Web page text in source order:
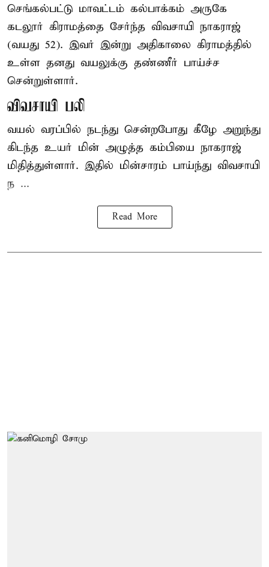
செங்கல்பட்டு மாவட்டம் கல்பாக்கம் அருகே
கடலூர் கிராமத்தை சேர்ந்த விவசாயி நாகராஜ்
(வயது 52). இவர் இன்று அதிகாலை கிராமத்தில்
உள்ள தனது வயலுக்கு தண்ணீர் பாய்ச்ச
சென்றுள்ளார்.
விவசாயி பலி
வயல் வரப்பில் நடந்து சென்றபோது கீழே அறுந்து
கிடந்த உயர் மின் அழுத்த கம்பியை நாகராஜ்
மிதித்துள்ளார். இதில் மின்சாரம் பாய்ந்து விவசாயி
ந ...
Read More